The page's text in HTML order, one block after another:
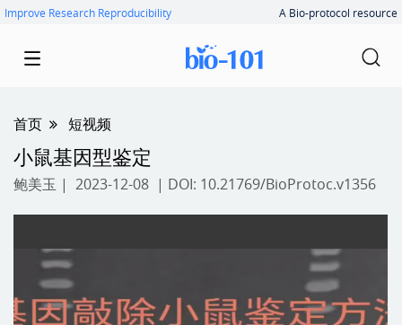
Improve Research Reproducibility A Bio-protocol resource
首页 短视频
小鼠基因型鉴定
鲍美玉 | 2023-12-08 | DOI: 10.21769/BioProtoc.v1356